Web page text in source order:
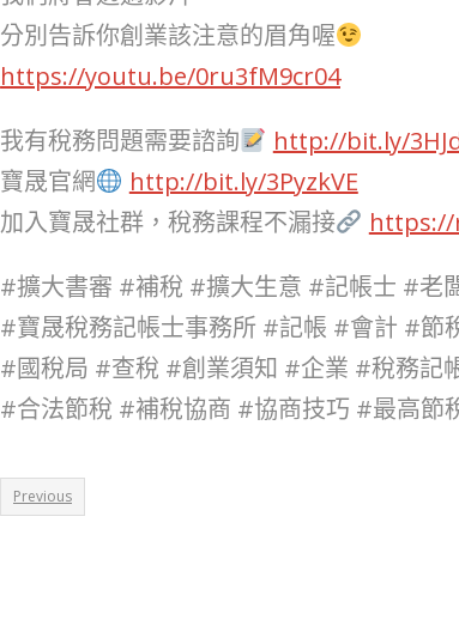
分別告訴你創業該注意的眉角喔
https://youtu.be/0ru3fM9cr04
我有稅務問題需要諮詢
http://bit.ly/
寶晟官網
http://bit.ly/3PyzkVE
加入寶晟社群，稅務課程不漏接
https://
#擴大書審 #補稅 #擴大生意 #記帳士 #老
#寶晟稅務記帳士事務所 #記帳 #會計 #節
#國稅局 #查稅 #創業須知 #企業 #稅務記
#合法節稅 #補稅協商 #協商技巧 #最高節
Previous